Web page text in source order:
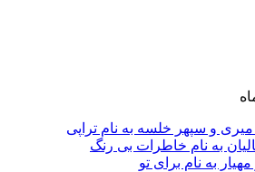
میری و سپهر خلسه به نام تراپی
به نام خاطرات بی رنگ
به نام برای تو